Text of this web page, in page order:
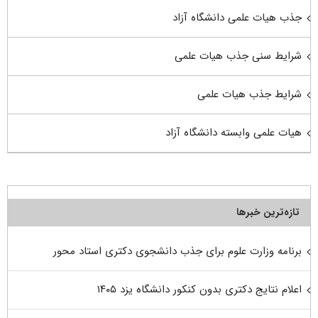
جذب هیات علمی دانشگاه آزاد
شرایط سنی جذب هیات علمی
شرایط جذب هیات علمی
هیات علمی وابسته دانشگاه آزاد
تازه‌ترین خبرها
برنامه وزارت علوم برای جذب دانشجوی دکتری استاد محور
اعلام نتایج دکتری بدون کنکور دانشگاه یزد ۱۴۰۵